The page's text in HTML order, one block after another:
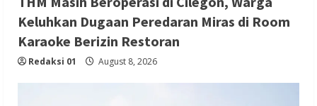
Keluhkan Dugaan Peredaran Miras di Room
Karaoke Berizin Restoran
Redaksi 01 August 8, 2026